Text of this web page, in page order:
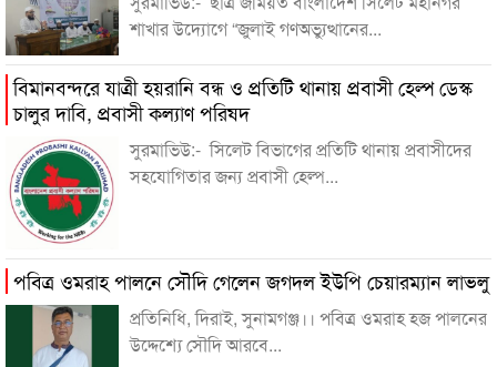
শাখার উদ্যোগে “জুলাই গণঅভ্যুত্থানের...
বিমানবন্দরে যাত্রী হয়রানি বন্ধ ও প্রতিটি থানায় প্রবাসী হেল্প ডেস্ক
চালুর দাবি, প্রবাসী কল্যাণ পরিষদ
সুরমাভিউ:- সিলেট বিভাগের প্রতিটি থানায় প্রবাসীদের
সহযোগিতার জন্য প্রবাসী হেল্প...
পবিত্র ওমরাহ পালনে সৌদি গেলেন জগদল ইউপি চেয়ারম্যান লাভলু
প্রতিনিধি, দিরাই, সুনামগঞ্জ।। পবিত্র ওমরাহ হজ পালনের
উদ্দেশ্যে সৌদি আরবে...